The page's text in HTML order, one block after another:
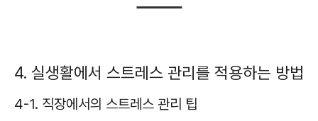
4. 실생활에서 스트레스 관리를 적용하는 방법
4-1. 직장에서의 스트레스 관리 팁